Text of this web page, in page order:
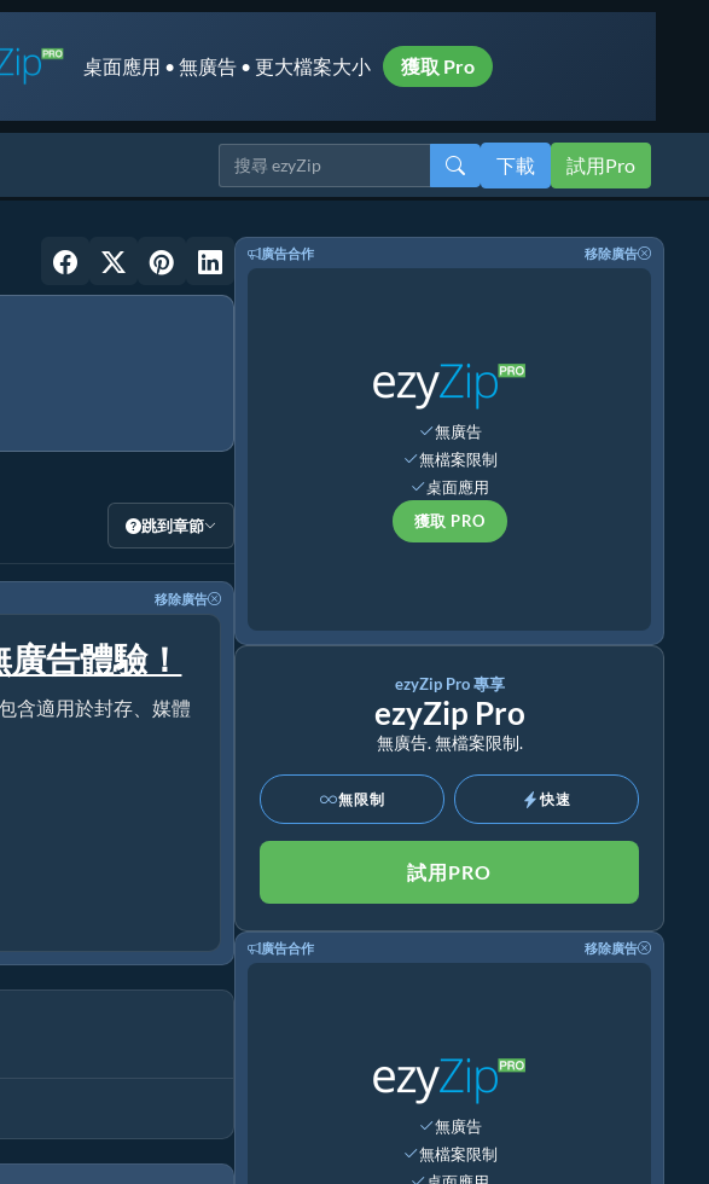
桌面應用 • 無廣告 • 更大檔案大小 獲取 Pro
下載 試用Pro
跳到章節
移除廣告
告體驗！
含適用於封存、媒體
廣告合作 移除廣告
無廣告
無檔案限制
桌面應用
獲取 PRO
ezyZip Pro 專享
ezyZip Pro
無廣告. 無檔案限制.
無限制 快速
試用PRO
廣告合作 移除廣告
無廣告
無檔案限制